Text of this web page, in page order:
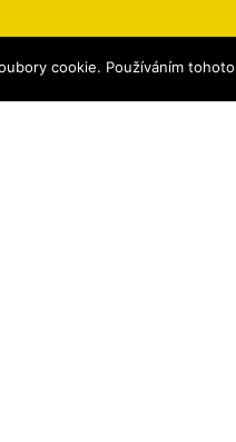
cookie. Používáním